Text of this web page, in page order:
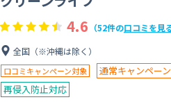
4.6 （52件の口コミを見
全国（※沖縄は除く）
口コミキャンペーン対象 通常キャンペーン
再侵入防止対応